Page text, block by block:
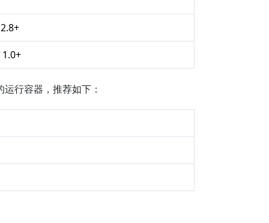
运行容器，推荐如下：